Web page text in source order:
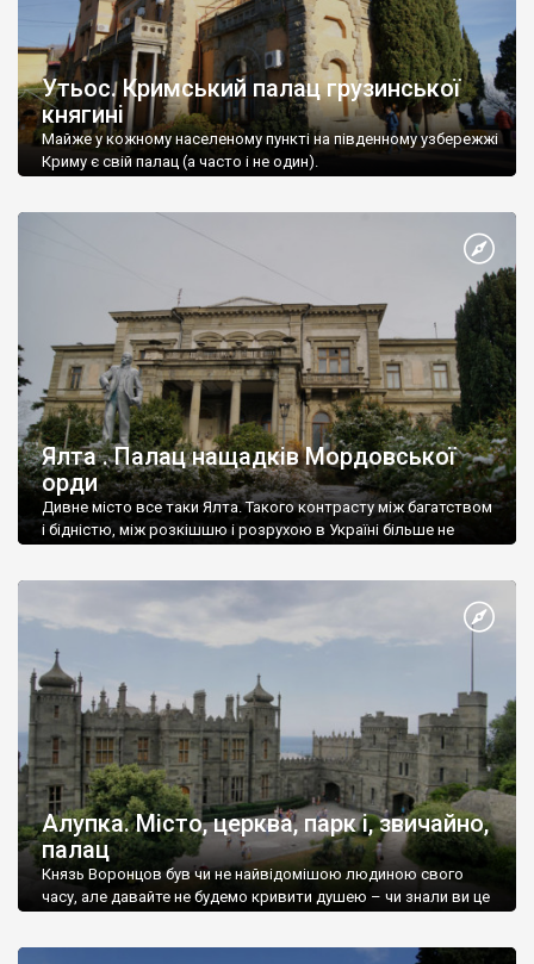
Утьос. Кримський палац грузинської
княгині
Майже у кожному населеному пункті на південному узбережжі
Криму є свій палац (а часто і не один).
Ялта . Палац нащадків Мордовської
орди
Дивне місто все таки Ялта. Такого контрасту між багатством
і бідністю, між розкішшю і розрухою в Україні більше не
Алупка. Місто, церква, парк і, звичайно,
палац
Князь Воронцов був чи не найвідомішою людиною свого
часу, але давайте не будемо кривити душею – чи знали ви це